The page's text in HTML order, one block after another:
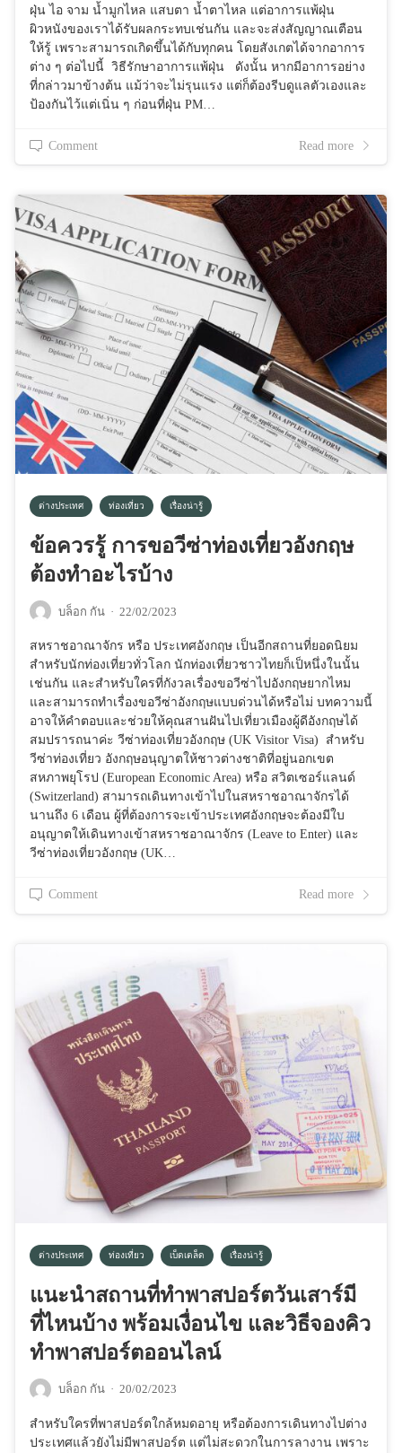
ฝุ่น ไอ จาม น้ำมูกไหล แสบตา น้ำตาไหล แต่อาการแพ้ฝุ่น
ผิวหนังของเราได้รับผลกระทบเช่นกัน และจะส่งสัญญาณเตือน
ให้รู้ เพราะสามารถเกิดขึ้นได้กับทุกคน โดยสังเกตได้จากอาการ
ต่าง ๆ ต่อไปนี้ วิธีรักษาอาการแพ้ฝุ่น ดังนั้น หากมีอาการอย่าง
ที่กล่าวมาข้างต้น แม้ว่าจะไม่รุนแรง แต่ก็ต้องรีบดูแลตัวเองและ
ป้องกันไว้แต่เนิ่น ๆ ก่อนที่ฝุ่น PM…
Comment Read more
ต่างประเทศ ท่องเที่ยว เรื่องน่ารู้
ข้อควรรู้ การขอวีซ่าท่องเที่ยวอังกฤษ
ต้องทำอะไรบ้าง
บล็อก กัน · 22/02/2023
สหราชอาณาจักร หรือ ประเทศอังกฤษ เป็นอีกสถานที่ยอดนิยม
สำหรับนักท่องเที่ยวทั่วโลก นักท่องเที่ยวชาวไทยก็เป็หนึ่งในนั้น
เช่นกัน และสำหรับใครที่กังวลเรื่องขอวีซ่าไปอังกฤษยากไหม
และสามารถทำเรื่องขอวีซ่าอังกฤษแบบด่วนได้หรือไม่ บทความนี้
อาจให้คำตอบและช่วยให้คุณสานฝันไปเที่ยวเมืองผู้ดีอังกฤษได้
สมปรารถนาค่ะ วีซ่าท่องเที่ยวอังกฤษ (UK Visitor Visa) สำหรับ
วีซ่าท่องเที่ยว อังกฤษอนุญาตให้ชาวต่างชาติที่อยู่นอกเขต
สหภาพยุโรป (European Economic Area) หรือ สวิตเซอร์แลนด์
(Switzerland) สามารถเดินทางเข้าไปในสหราชอาณาจักรได้
นานถึง 6 เดือน ผู้ที่ต้องการจะเข้าประเทศอังกฤษจะต้องมีใบ
อนุญาตให้เดินทางเข้าสหราชอาณาจักร (Leave to Enter) และ
วีซ่าท่องเที่ยวอังกฤษ (UK…
Comment Read more
ต่างประเทศ ท่องเที่ยว เบ็ดเตล็ด เรื่องน่ารู้
แนะนำสถานที่ทำพาสปอร์ตวันเสาร์มี
ที่ไหนบ้าง พร้อมเงื่อนไข และวิธีจองคิว
ทำพาสปอร์ตออนไลน์
บล็อก กัน · 20/02/2023
สำหรับใครที่พาสปอร์ตใกล้หมดอายุ หรือต้องการเดินทางไปต่าง
ประเทศแล้วยังไม่มีพาสปอร์ต แต่ไม่สะดวกในการลางาน เพราะ